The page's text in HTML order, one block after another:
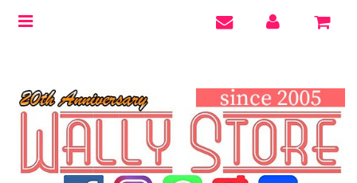
Toggle